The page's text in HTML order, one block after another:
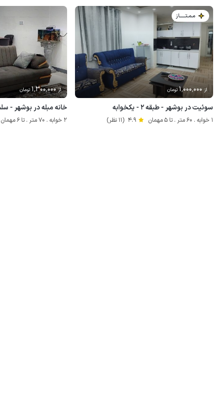
مـمـتــــــاز
از 1٬000٬000تومان
سوئیت در بوشهر - طبقه ۲ - یکخوابه
1 خوابه . 60 متر . تا 5 مهمان 4.9 (11 نظر)
از 1٬300٬000تومان
خانه مبله در بوشهر -
2 خوابه . 70 متر . تا 6 مهمان